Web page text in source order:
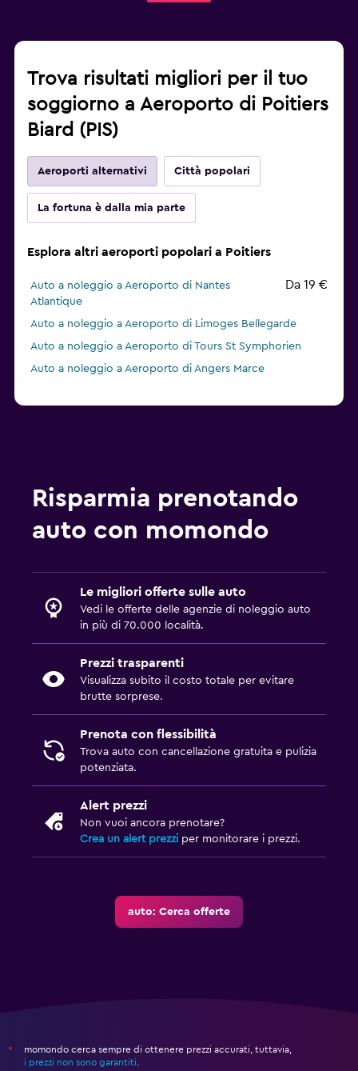
Trova risultati migliori per il tuo
soggiorno a Aeroporto di Poitiers
Biard (PIS)
Aeroporti alternativi Città popolari
La fortuna è dalla mia parte
Esplora altri aeroporti popolari a Poitiers
Auto a noleggio a Aeroporto di Nantes
Atlantique
Da 19 €
Auto a noleggio a Aeroporto di Limoges Bellegarde
Auto a noleggio a Aeroporto di Tours St Symphorien
Auto a noleggio a Aeroporto di Angers Marce
Risparmia prenotando
auto con momondo
Le migliori offerte sulle auto
Vedi le offerte delle agenzie di noleggio auto
in più di 70.000 località.
Prezzi trasparenti
Visualizza subito il costo totale per evitare
brutte sorprese.
Prenota con flessibilità
Trova auto con cancellazione gratuita e pulizia
potenziata.
Alert prezzi
Non vuoi ancora prenotare?
Crea un alert prezzi per monitorare i prezzi.
auto: Cerca offerte
*
momondo cerca sempre di ottenere prezzi accurati, tuttavia,
i prezzi non sono garantiti.